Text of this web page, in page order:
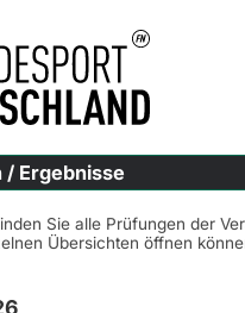
Ergebnisse
Sie alle Prüfungen der
Übersichten öffnen